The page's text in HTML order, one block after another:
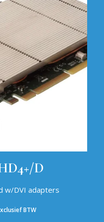
D
w/DVI adapters
BTW